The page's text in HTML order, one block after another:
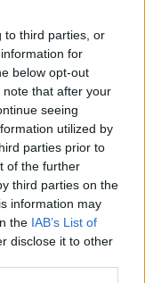
to third parties, or
for
below opt-out
that after your
seeing
utilized by
parties prior to
of the further
third parties on the
information may
the IAB’s List of
disclose it to other
που